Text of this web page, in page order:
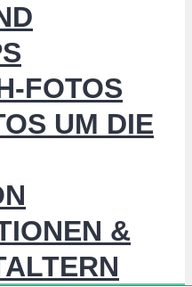
FOTOS
UM DIE
&